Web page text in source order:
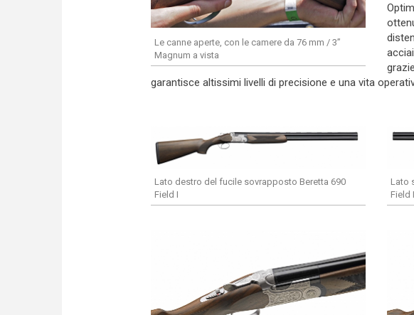
Le canne aperte, con le camere da 76 mm / 3”
Magnum a vista
garantisce altissimi livelli di precisione e una vita
Lato destro del fucile sovrapposto Beretta 690
Field I
Lato
Field I